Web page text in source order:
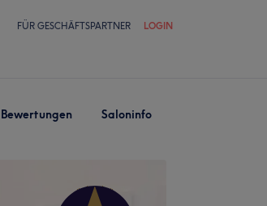
FÜR GESCHÄFTSPARTNER LOGIN
Bewertungen Saloninfo